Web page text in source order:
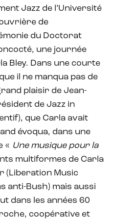
Jazz de l’Université
de
du Doctorat
une journée
Bley. Dans une courte
il ne manqua pas de
plaisir de Jean-
de Jazz in
que Carla avait
évoqua, dans une
« Une musique pour la
multiformes de Carla
(Liberation Music
anti-Bush) mais aussi
dans les années 60
coopérative et